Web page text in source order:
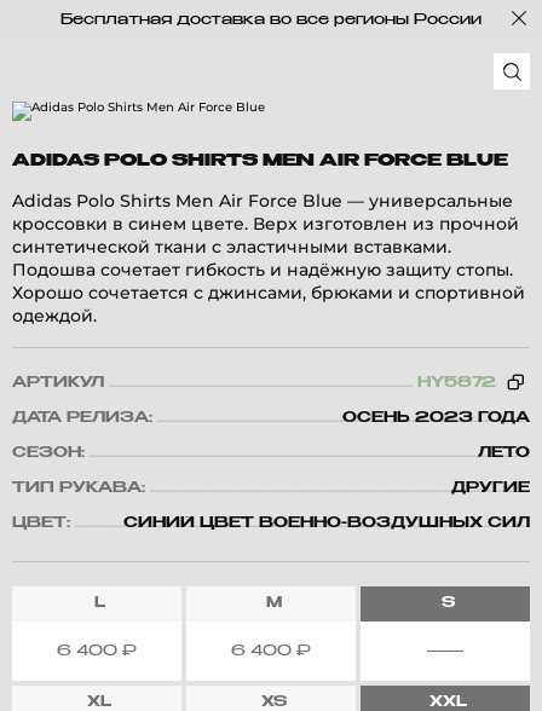
Бесплатная доставка во все регионы России
ADIDAS POLO SHIRTS MEN AIR FORCE BLUE
Adidas Polo Shirts Men Air Force Blue — универсальные
кроссовки в синем цвете. Верх изготовлен из прочной
синтетической ткани с эластичными вставками.
Подошва сочетает гибкость и надёжную защиту стопы.
Хорошо сочетается с джинсами, брюками и спортивной
одеждой.
АРТИКУЛ HY5872
ДАТА РЕЛИЗА: ОСЕНЬ 2023 ГОДА
СЕЗОН: ЛЕТО
ТИП РУКАВА: ДРУГИЕ
ЦВЕТ: СИНИЙ ЦВЕТ ВОЕННО-ВОЗДУШНЫХ СИЛ
L
6 400 ₽
M
6 400 ₽
S
XL XS XXL